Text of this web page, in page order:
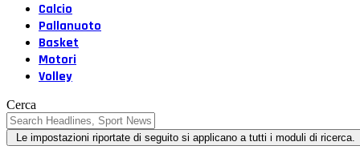
Calcio
Pallanuoto
Basket
Motori
Volley
Cerca